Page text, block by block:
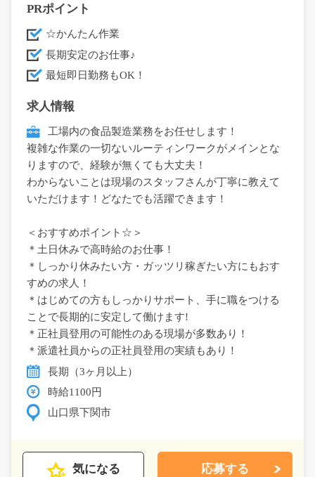
PRポイント
☆かんたん作業
長期安定のお仕事♪
最短即日勤務もOK！
求人情報
工場内の食品製造業務をお任せします！
複雑な作業の一切ないルーティンワークがメインとな
りますので、経験が無くても大丈夫！
わからないことは現場のスタッフさんが丁寧に教えて
いただけます！どなたでも活躍できます！
＜おすすめポイント☆＞
＊土日休みで高時給のお仕事！
＊しっかり休みたい方・ガッツリ稼ぎたい方にもおす
すめの求人！
＊はじめての方もしっかりサポート、手に職をつける
ことで長期的に安定して働けます!
＊正社員登用の可能性のある現場が多数あり！
＊派遣社員からの正社員登用の実績もあり！
長期（3ヶ月以上）
時給1100円
山口県下関市
気になる 応募する